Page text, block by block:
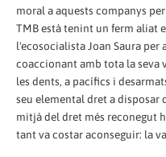
moral a aquests companys
TMB està tenint un ferm aliat
l'ecosocialista Joan Saura
coaccionant amb tota la seva
les dents, a pacífics i
seu elemental dret a disposar
mitjà del dret més reconegut
tant va costar aconseguir: la